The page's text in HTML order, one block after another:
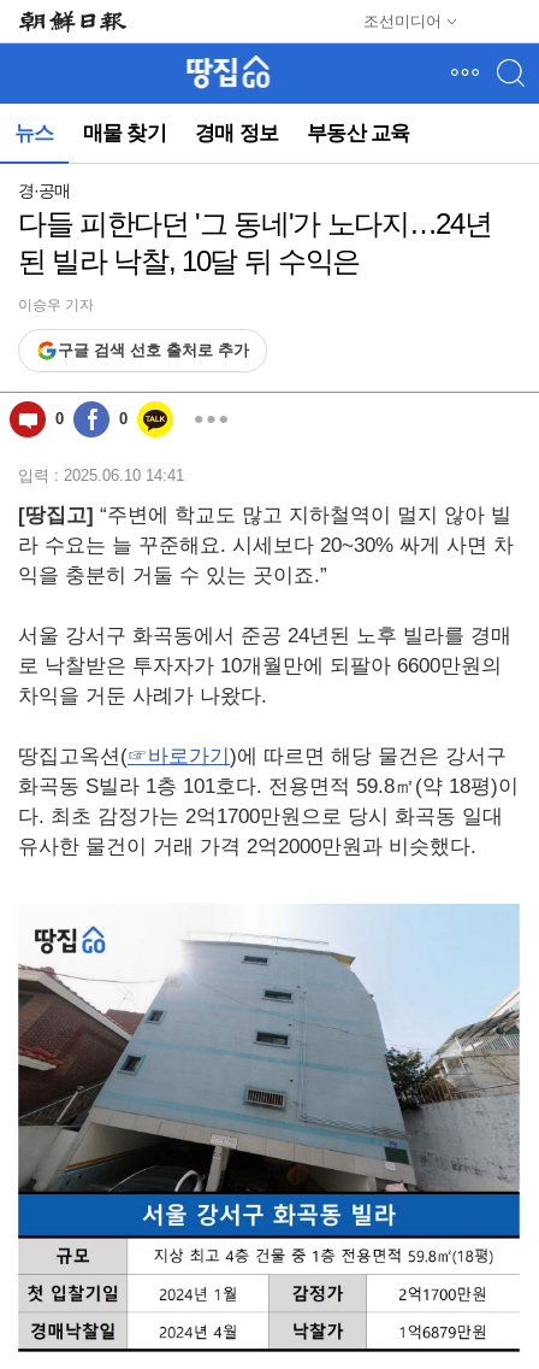
조선미디어
뉴스 매물 찾기 경매 정보 부동산 교육
뉴
(컨
동)
경·공매
다들 피한다던 '그 동네'가 노다지…24년
된 빌라 낙찰, 10달 뒤 수익은
이승우 기자
구글 검색 선호 출처로 추가
0 0
입력 : 2025.06.10 14:41
[땅집고] “주변에 학교도 많고 지하철역이 멀지 않아 빌
라 수요는 늘 꾸준해요. 시세보다 20~30% 싸게 사면 차
익을 충분히 거둘 수 있는 곳이죠.”
서울 강서구 화곡동에서 준공 24년된 노후 빌라를 경매
로 낙찰받은 투자자가 10개월만에 되팔아 6600만원의
차익을 거둔 사례가 나왔다.
땅집고옥션(☞바로가기)에 따르면 해당 물건은 강서구
화곡동 S빌라 1층 101호다. 전용면적 59.8㎡(약 18평)이
다. 최초 감정가는 2억1700만원으로 당시 화곡동 일대
유사한 물건이 거래 가격 2억2000만원과 비슷했다.